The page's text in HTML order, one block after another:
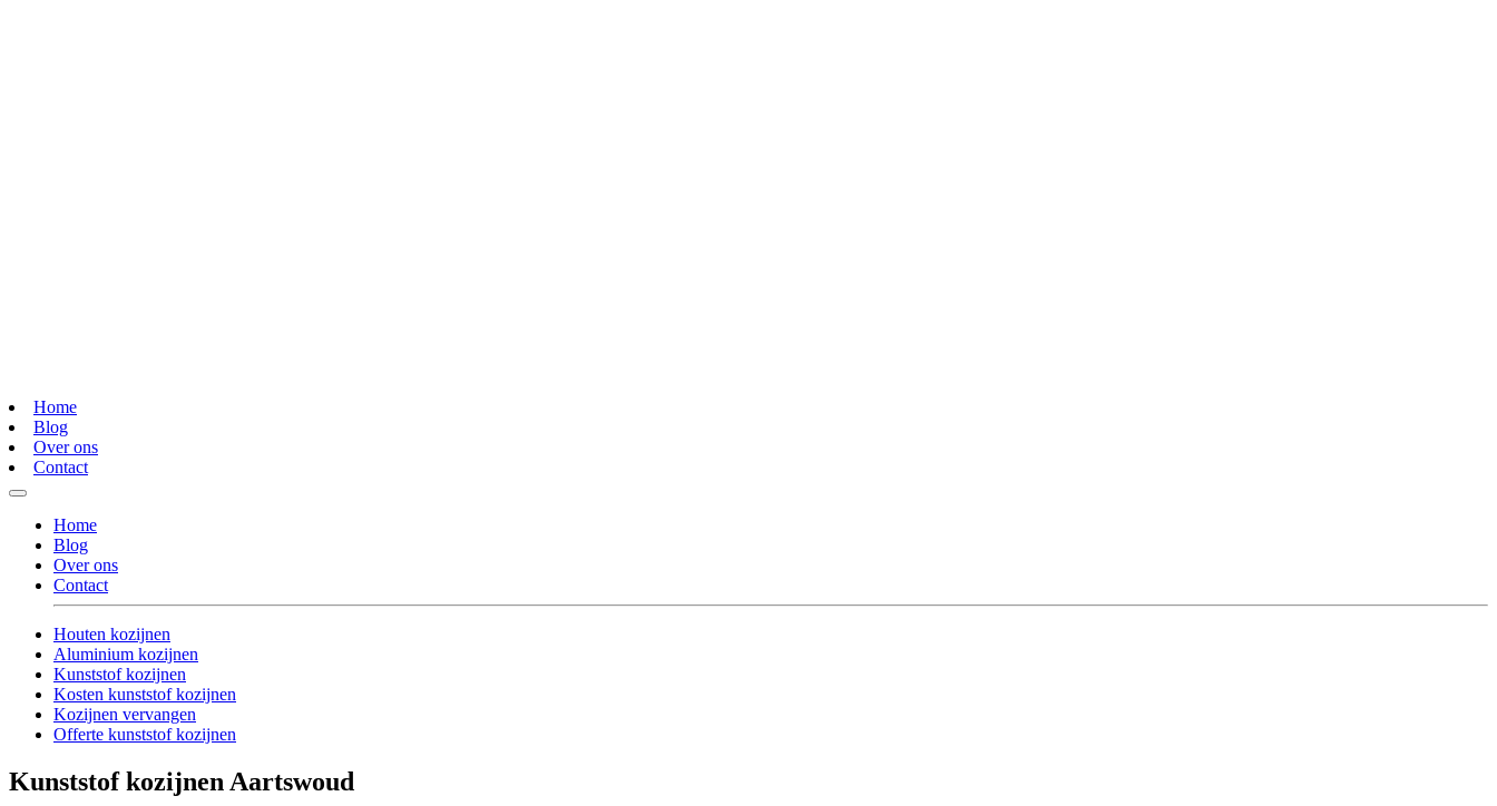
Home
Blog
Over ons
Contact
Home
Blog
Over ons
Contact
Houten kozijnen
Aluminium kozijnen
Kunststof kozijnen
Kosten kunststof kozijnen
Kozijnen vervangen
Offerte kunststof kozijnen
Kunststof kozijnen Aartswoud